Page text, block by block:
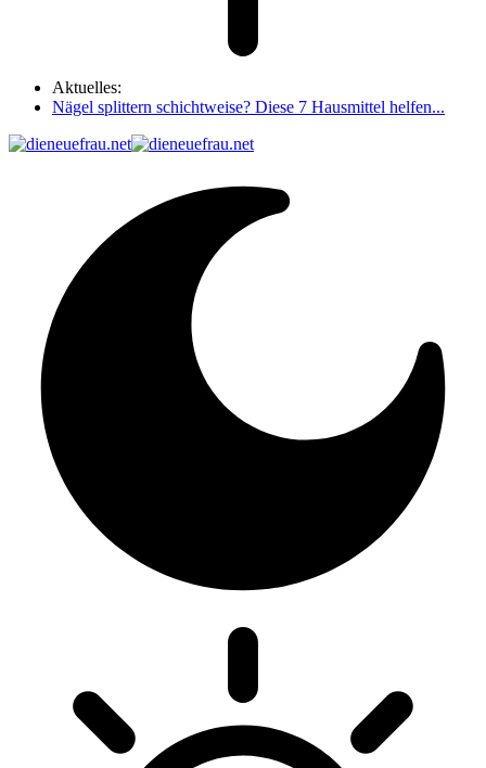
Aktuelles:
Nägel splittern schichtweise? Diese 7 Hausmittel helfen...